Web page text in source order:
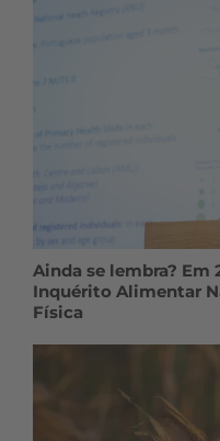
Ainda se lembra? Em
Inquérito Alimentar
Física